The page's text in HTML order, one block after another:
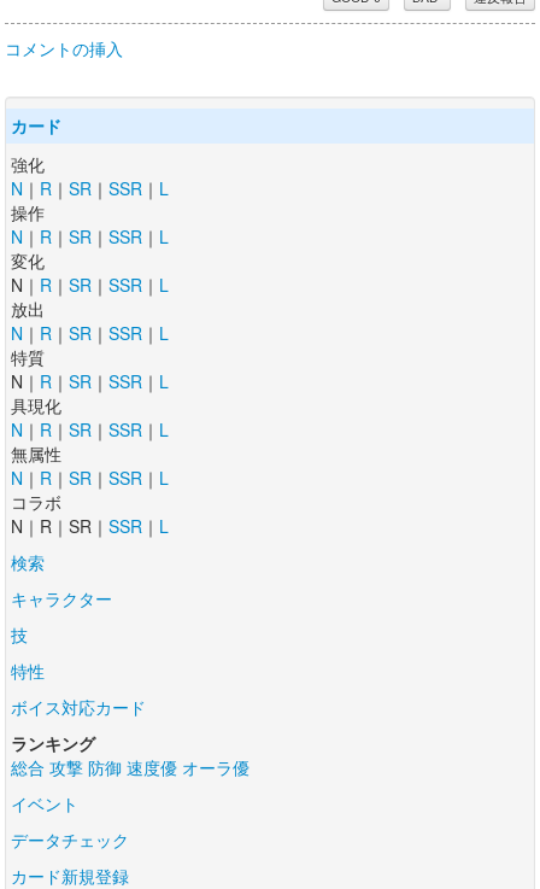
コメントの挿入
カード
強化
N ｜ R ｜ SR ｜ SSR ｜ L
操作
N ｜ R ｜ SR ｜ SSR ｜ L
変化
N｜ R ｜ SR ｜ SSR ｜ L
放出
N ｜ R ｜ SR ｜ SSR ｜ L
特質
N｜ R ｜ SR ｜ SSR ｜ L
具現化
N ｜ R ｜ SR ｜ SSR ｜ L
無属性
N ｜ R ｜ SR ｜ SSR ｜ L
コラボ
N｜R｜SR｜ SSR ｜ L
検索
キャラクター
技
特性
ボイス対応カード
ランキング
総合 攻撃 防御 速度優 オーラ優
イベント
データチェック
カード新規登録